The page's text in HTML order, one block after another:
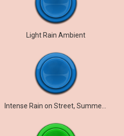
Light Rain Ambient